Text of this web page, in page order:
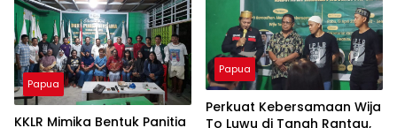
Papua
KKLR Mimika Bentuk Panitia
Papua
Perkuat Kebersamaan Wija
To Luwu di Tanah Rantau,